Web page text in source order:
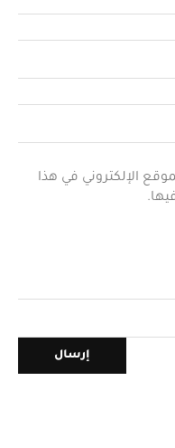
الإلكتروني في هذا